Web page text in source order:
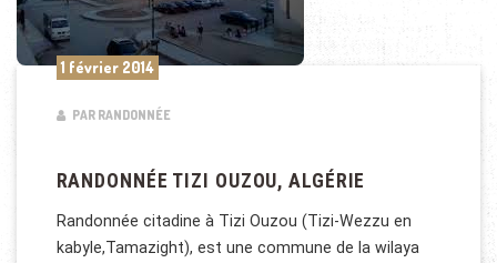
1 février 2014
PAR RANDONNÉE
RANDONNÉE TIZI OUZOU, ALGÉRIE
Randonnée citadine à Tizi Ouzou (Tizi-Wezzu en
kabyle,Tamazight), est une commune de la wilaya